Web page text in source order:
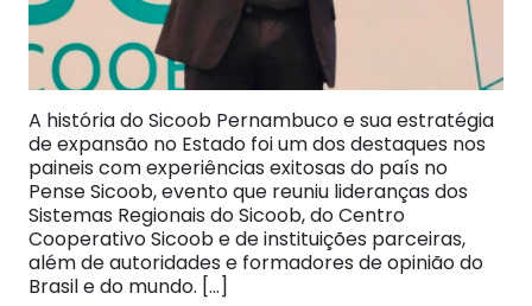
A história do Sicoob Pernambuco e sua estratégia
de expansão no Estado foi um dos destaques nos
paineis com experiências exitosas do país no
Pense Sicoob, evento que reuniu lideranças dos
Sistemas Regionais do Sicoob, do Centro
Cooperativo Sicoob e de instituições parceiras,
além de autoridades e formadores de opinião do
Brasil e do mundo. […]